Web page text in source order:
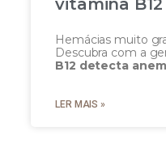
vitamina
Hemácias muito
Descubra com a
B12 detecta
LER MAIS »